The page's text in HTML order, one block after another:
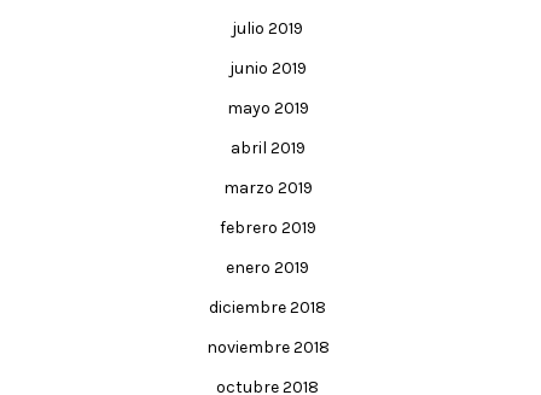
julio 2019
junio 2019
mayo 2019
abril 2019
marzo 2019
febrero 2019
enero 2019
diciembre 2018
noviembre 2018
octubre 2018